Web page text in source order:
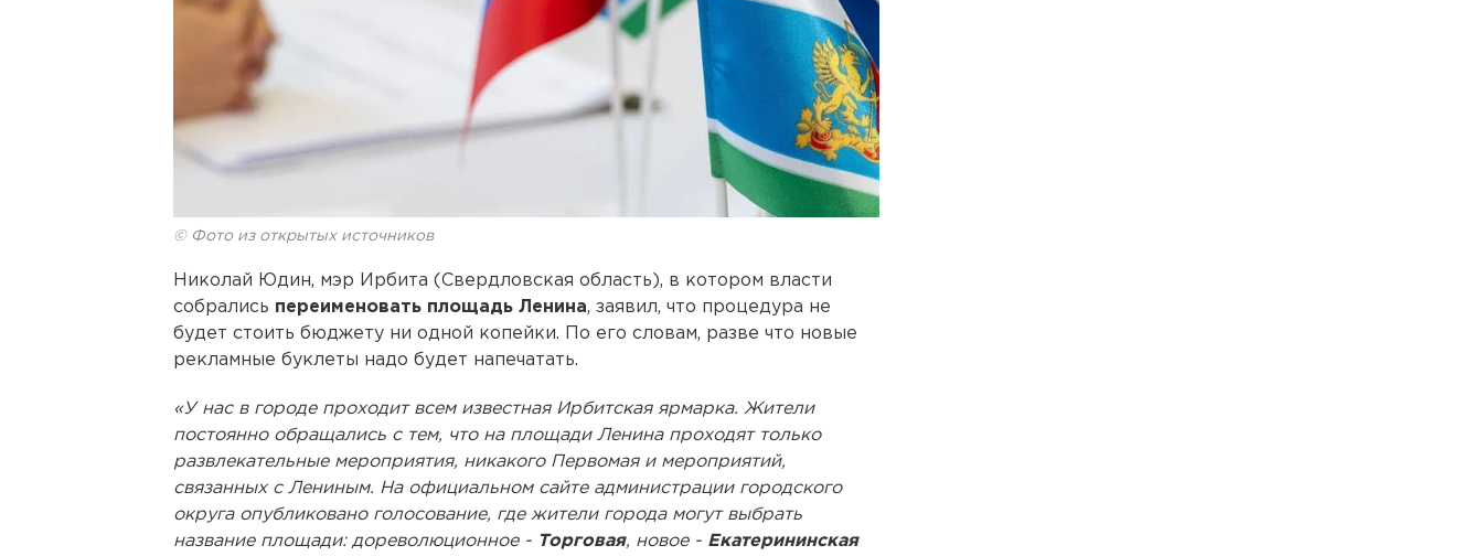
© Фото из открытых источников
Николай Юдин, мэр Ирбита (Свердловская область), в котором власти
собрались переименовать площадь Ленина, заявил, что процедура не
будет стоить бюджету ни одной копейки. По его словам, разве что новые
рекламные буклеты надо будет напечатать.
«У нас в городе проходит всем известная Ирбитская ярмарка. Жители
постоянно обращались с тем, что на площади Ленина проходят только
развлекательные мероприятия, никакого Первомая и мероприятий,
связанных с Лениным. На официальном сайте администрации городского
округа опубликовано голосование, где жители города могут выбрать
название площади: дореволюционное - Торговая, новое - Екатерининская